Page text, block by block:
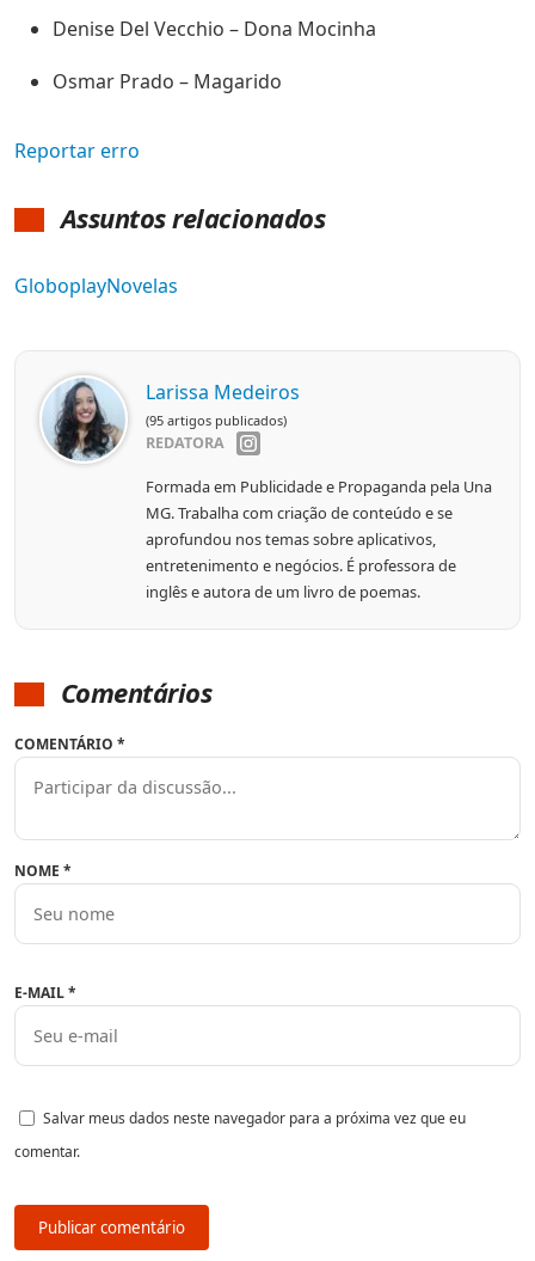
Denise Del Vecchio – Dona Mocinha
Osmar Prado – Magarido
Reportar erro
Assuntos relacionados
GloboplayNovelas
Larissa Medeiros
(95 artigos publicados)
REDATORA
Formada em Publicidade e Propaganda pela Una
MG. Trabalha com criação de conteúdo e se
aprofundou nos temas sobre aplicativos,
entretenimento e negócios. É professora de
inglês e autora de um livro de poemas.
Comentários
COMENTÁRIO *
NOME *
E-MAIL*
Salvar meus dados neste navegador para a próxima vez que eu
comentar.